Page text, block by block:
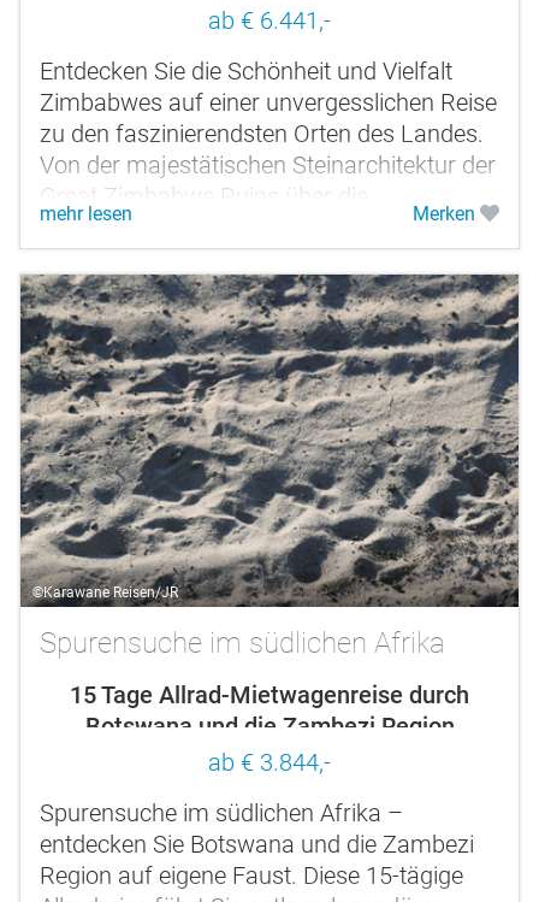
ab € 6.441,-
Entdecken Sie die Schönheit und Vielfalt
Zimbabwes auf einer unvergesslichen Reise
zu den faszinierendsten Orten des Landes.
Von der majestätischen Steinarchitektur der
Great Zimbabwe Ruins über die
atemberaubende Wildnis des Gonarezhou...
mehr lesen Merken
©Karawane Reisen/JR
Spurensuche im südlichen Afrika
15 Tage Allrad-Mietwagenreise durch
Botswana und die Zambezi Region
ab € 3.844,-
Spurensuche im südlichen Afrika –
entdecken Sie Botswana und die Zambezi
Region auf eigene Faust. Diese 15-tägige